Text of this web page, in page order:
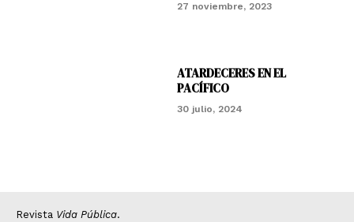
27 noviembre, 2023
ATARDECERES EN EL
PACÍFICO
30 julio, 2024
Revista Vida Pública.